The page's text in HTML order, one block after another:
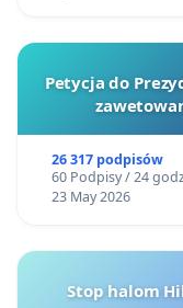
Petycja do
26 317 podpisów
60 Podpisy / 24
23 May 2026
Stop halom